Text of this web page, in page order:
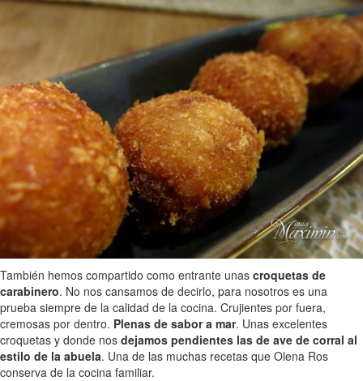
También hemos compartido como entrante unas croquetas de
carabinero. No nos cansamos de decirlo, para nosotros es una
prueba siempre de la calidad de la cocina. Crujientes por fuera,
cremosas por dentro. Plenas de sabor a mar. Unas excelentes
croquetas y donde nos dejamos pendientes las de ave de corral al
estilo de la abuela. Una de las muchas recetas que Olena Ros
conserva de la cocina familiar.